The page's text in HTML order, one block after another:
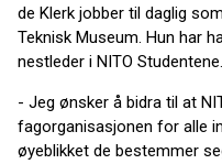
de Klerk jobber til daglig
Teknisk Museum. Hun har
nestleder i NITO Studentene.
- Jeg ønsker å bidra til at
fagorganisasjonen for alle
øyeblikket de bestemmer